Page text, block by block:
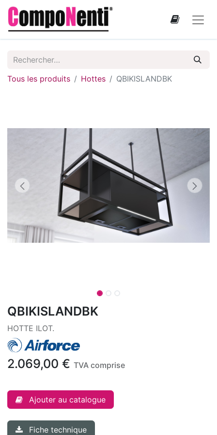
Tous les produits Hottes QBIKISLANDBK
QBIKISLANDBK
HOTTE ILOT.
2.069,00 € TVA comprise
Ajouter au catalogue
Fiche technique